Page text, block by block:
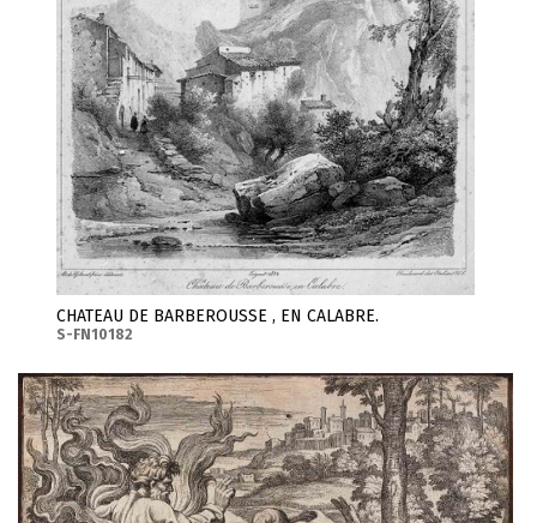
CHATEAU DE BARBEROUSSE , EN CALABRE.
S-FN10182